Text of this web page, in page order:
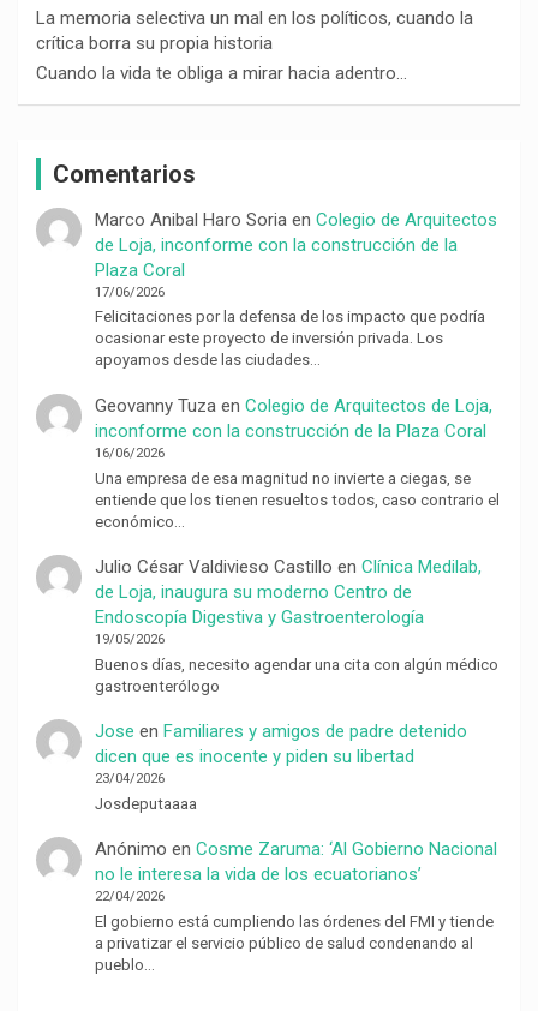
La memoria selectiva un mal en los políticos, cuando la
crítica borra su propia historia
Cuando la vida te obliga a mirar hacia adentro…
Comentarios
Marco Anibal Haro Soriaen Colegio de Arquitectos
de Loja, inconforme con la construcción de la
Plaza Coral
17/06/2026
Felicitaciones por la defensa de los impacto que podría
ocasionar este proyecto de inversión privada. Los
apoyamos desde las ciudades…
Geovanny Tuzaen Colegio de Arquitectos de Loja,
inconforme con la construcción de la Plaza Coral
16/06/2026
Una empresa de esa magnitud no invierte a ciegas, se
entiende que los tienen resueltos todos, caso contrario el
económico…
Julio César Valdivieso Castillo en Clínica Medilab,
de Loja, inaugura su moderno Centro de
Endoscopía Digestiva y Gastroenterología
19/05/2026
Buenos días, necesito agendar una cita con algún médico
gastroenterólogo
Jose en Familiares y amigos de padre detenido
dicen que es inocente y piden su libertad
23/04/2026
Josdeputaaaa
Anónimo en Cosme Zaruma: ‘Al Gobierno Nacional
no le interesa la vida de los ecuatorianos’
22/04/2026
El gobierno está cumpliendo las órdenes del FMI y tiende
a privatizar el servicio público de salud condenando al
pueblo…